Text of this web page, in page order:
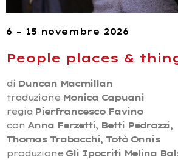
6 – 15 novembre 2026
People places &
di Duncan Macmillan
traduzione Monica Capuani
regia Pierfrancesco Favino
con Anna Ferzetti, Betti Pedrazzi,
Thomas Trabacchi, Totò Onnis
produzione Gli Ipocriti Melina